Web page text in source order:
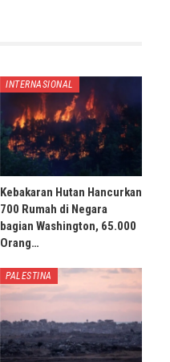
INTERNASIONAL
Kebakaran Hutan Hancurkan
700 Rumah di Negara
bagian Washington, 65.000
Orang…
PALESTINA